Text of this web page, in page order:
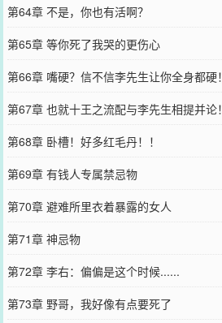
第64章 不是，你也有活啊？
第65章 等你死了我哭的更伤心
第66章 嘴硬？信不信李先生让你全身都硬！
第67章 也就十王之流配与李先生相提并论！
第68章 卧槽！好多红毛丹！！
第69章 有钱人专属禁忌物
第70章 避难所里衣着暴露的女人
第71章 神忌物
第72章 李右：偏偏是这个时候......
第73章 野哥，我好像有点要死了